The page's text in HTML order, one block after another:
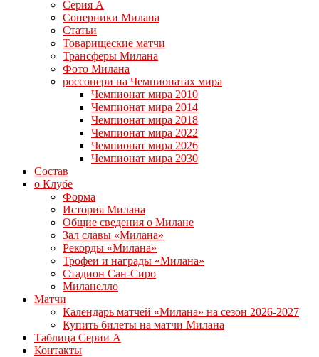
Серия А
Соперники Милана
Статьи
Товарищеские матчи
Трансферы Милана
Фото Милана
россонери на Чемпионатах мира
Чемпионат мира 2010
Чемпионат мира 2014
Чемпионат мира 2018
Чемпионат мира 2022
Чемпионат мира 2026
Чемпионат мира 2030
Состав
о Клубе
Форма
История Милана
Общие сведения о Милане
Зал славы «Милана»
Рекорды «Милана»
Трофеи и награды «Милана»
Стадион Сан-Сиро
Миланелло
Матчи
Календарь матчей «Милана» на сезон 2026-2027
Купить билеты на матчи Милана
Таблица Серии А
Контакты